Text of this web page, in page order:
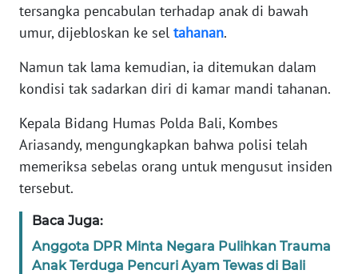
tersangka pencabulan terhadap anak di bawah
umur, dijebloskan ke sel tahanan.
Namun tak lama kemudian, ia ditemukan dalam
kondisi tak sadarkan diri di kamar mandi tahanan.
Kepala Bidang Humas Polda Bali, Kombes
Ariasandy, mengungkapkan bahwa polisi telah
memeriksa sebelas orang untuk mengusut insiden
tersebut.
Baca Juga:
Anggota DPR Minta Negara Pulihkan Trauma
Anak Terduga Pencuri Ayam Tewas di Bali
DISCLAIMER
News
Regional
WN
WN
JAKARTA